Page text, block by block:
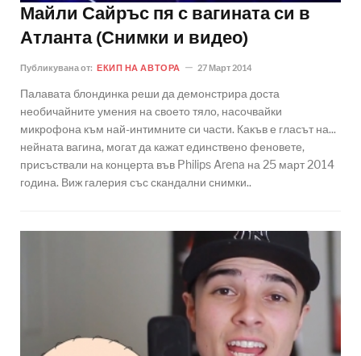
Майли Сайръс пя с вагината си в
Атланта (Снимки и видео)
Публикувана от: ЕКИП НА АВТОРА 27 Март 2014
Палавата блондинка реши да демонстрира доста
необичайните умения на своето тяло, насочвайки
микрофона към най-интимните си части. Какъв е гласът на...
нейната вагина, могат да кажат единствено феновете,
присъствали на концерта във Philips Arena на 25 март 2014
година. Виж галерия със скандални снимки..